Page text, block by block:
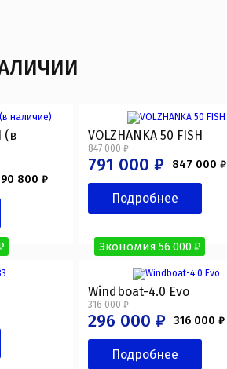
(в
800 ₽
VOLZHANKA 50 FISH
847 000 ₽
847 000 ₽
791 000 ₽
Экономия 56 000 ₽
Подробнее
Windboat-4.0 Evo
316 000 ₽
316 000 ₽
296 000 ₽
Подробнее